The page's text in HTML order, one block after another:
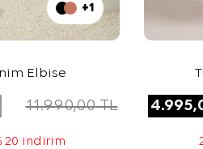
+1
Elbise
11.990,00TL
20 indirim